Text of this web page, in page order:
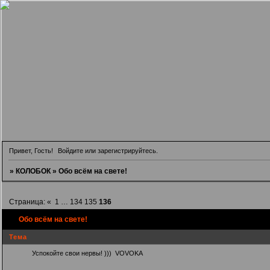
Привет, Гость! Войдите илизарегистрируйтесь
» КОЛОБОК » Обо всём на свете!
Обо всём на свете!
Страница: « 1 … 134 135 136
Тема
Успокойте свои нервы! ))) VOVOKA